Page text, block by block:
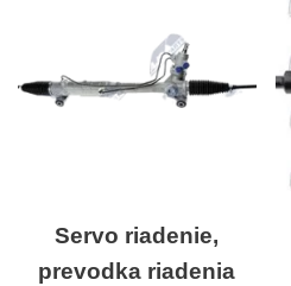
Servo riadenie,
prevodka riadenia